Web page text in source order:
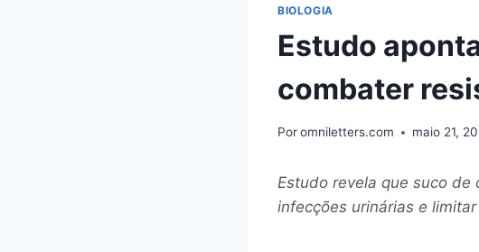
BIOLOGIA
Estudo
combater
Poromniletters.com maio 21,
Estudo revela que suco
infecções urinárias e